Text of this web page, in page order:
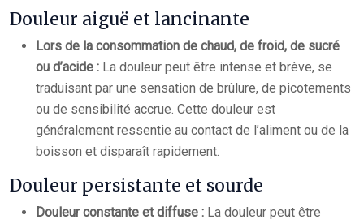
Douleur aiguë et lancinante
Lors de la consommation de chaud, de froid, de sucré
ou d’acide : La douleur peut être intense et brève, se
traduisant par une sensation de brûlure, de picotements
ou de sensibilité accrue. Cette douleur est
généralement ressentie au contact de l’aliment ou de la
boisson et disparaît rapidement.
Douleur persistante et sourde
Douleur constante et diffuse : La douleur peut être